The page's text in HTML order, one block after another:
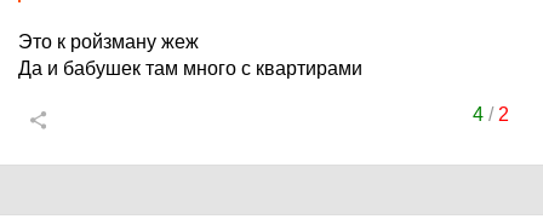
Это к ройзману жеж
Да и бабушек там много с квартирами
4/ 2